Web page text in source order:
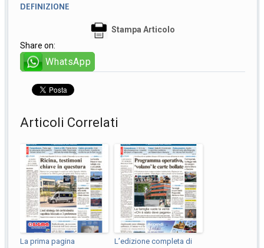
DEFINIZIONE
Stampa Articolo
Share on:
WhatsApp
Articoli Correlati
La prima pagina
L’edizione completa di